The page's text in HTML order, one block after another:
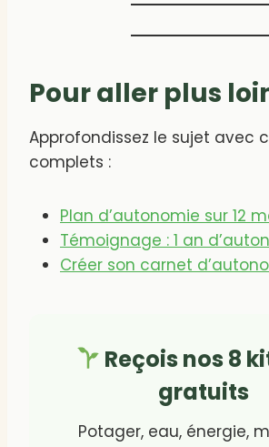
Pour aller plus
Approfondissez le sujet avec
complets :
Plan d’autonomie sur 12
Témoignage : 1 an
Créer son carnet
Reçois nos 8
gratuits
Potager, eau, énergie,